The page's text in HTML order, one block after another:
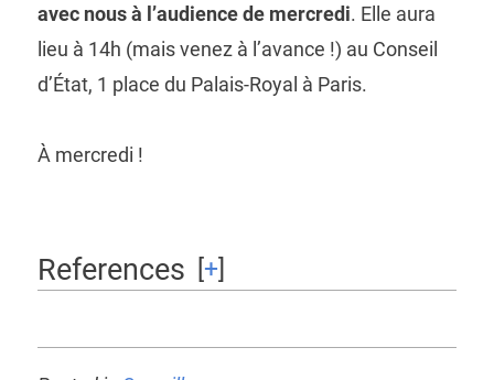
avec nous à l’audience de mercredi. Elle aura
lieu à 14h (mais venez à l’avance !) au Conseil
d’État, 1 place du Palais-Royal à Paris.
À mercredi !
References [+]